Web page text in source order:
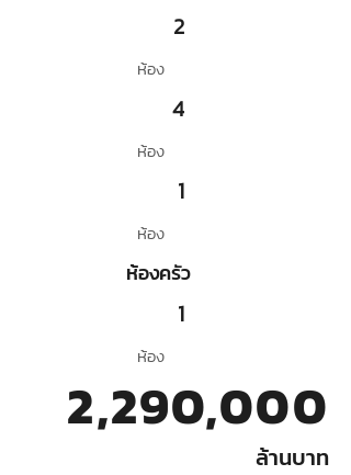
2
ห้อง
4
ห้อง
1
ห้อง
ห้องครัว
1
ห้อง
2,290,000
ล้านบาท